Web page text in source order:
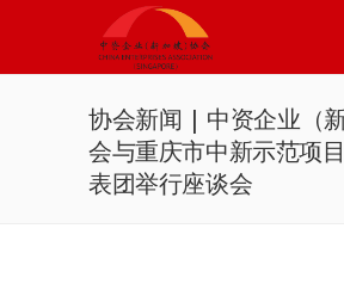
协会新闻 | 中资企业（
会与重庆市中新示范项
表团举行座谈会